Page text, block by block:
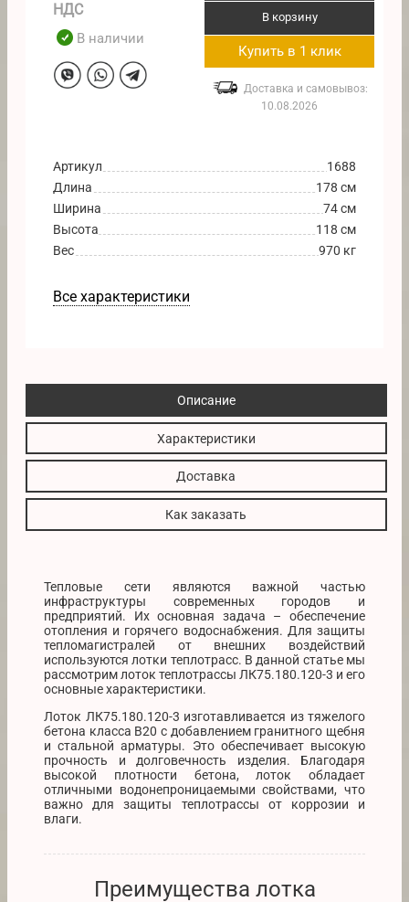
НДС
В наличии
В корзину
Купить в 1 клик
Доставка и самовывоз:
10.08.2026
Артикул
1688
Длина
178 см
Ширина
74 см
Высота
118 см
Вес
970 кг
Все характеристики
Описание
Характеристики
Доставка
Как заказать
Тепловые сети являются важной частью
инфраструктуры современных городов и
предприятий. Их основная задача – обеспечение
отопления и горячего водоснабжения. Для защиты
тепломагистралей от внешних воздействий
используются лотки теплотрасс. В данной статье мы
рассмотрим лоток теплотрассы ЛК75.180.120-3 и его
основные характеристики.
Лоток ЛК75.180.120-3 изготавливается из тяжелого
бетона класса В20 с добавлением гранитного щебня
и стальной арматуры. Это обеспечивает высокую
прочность и долговечность изделия. Благодаря
высокой плотности бетона, лоток обладает
отличными водонепроницаемыми свойствами, что
важно для защиты теплотрассы от коррозии и
влаги.
Преимущества лотка